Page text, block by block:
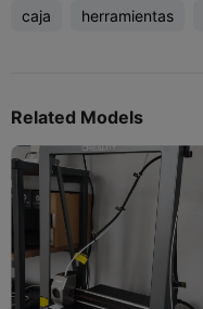
caja herramientas
Related Models